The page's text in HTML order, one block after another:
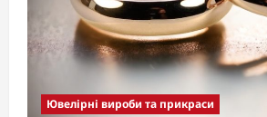
Ювелірні вироби та прикраси